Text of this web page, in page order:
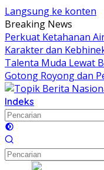
Langsung ke konten
Breaking News
Perkuat Ketahanan
Karakter dan
Talenta Muda Lewat
Gotong Royong dan
Indeks